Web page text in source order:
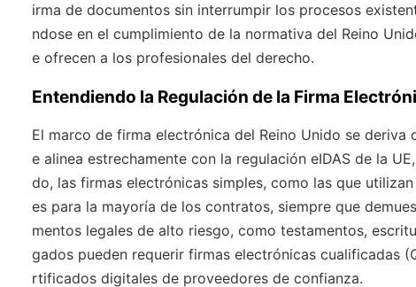
irma de documentos sin interrumpir los procesos
ndose en el cumplimiento de la normativa del Reino
e ofrecen a los profesionales del derecho.
Entendiendo la Regulación de la Firma
El marco de firma electrónica del Reino Unido se
e alinea estrechamente con la regulación eIDAS de la
do, las firmas electrónicas simples, como las que
es para la mayoría de los contratos, siempre que
mentos legales de alto riesgo, como testamentos,
gados pueden requerir firmas electrónicas cualificadas
rtificados digitales de proveedores de confianza.